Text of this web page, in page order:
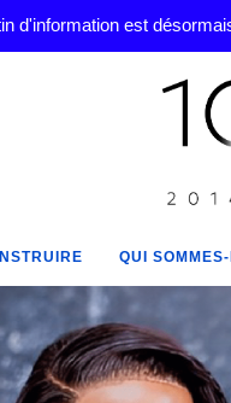
d'information est
QUI